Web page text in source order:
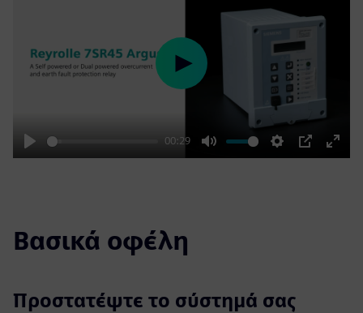
Play
00:29
Mute Settings
PIP
Enter
Play
Βασικά οφέλη
Προστατέψτε το σύστημά σας